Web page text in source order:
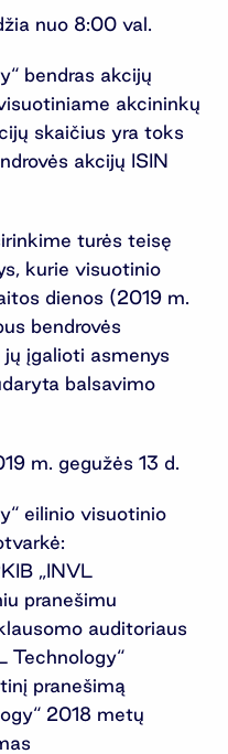
nuo 8:00 val.
bendras akcijų
akcininkų
skaičius yra toks
akcijų ISIN
turės teisę
kurie visuotinio
dienos (2019 m.
bendrovės
įgalioti asmenys
balsavimo
m. gegužės 13 d.
eilinio visuotinio
„INVL
pranešimu
auditoriaus
Technology“
pranešimą
2018 metų